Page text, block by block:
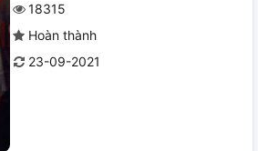
18315
Hoàn thành
23-09-2021